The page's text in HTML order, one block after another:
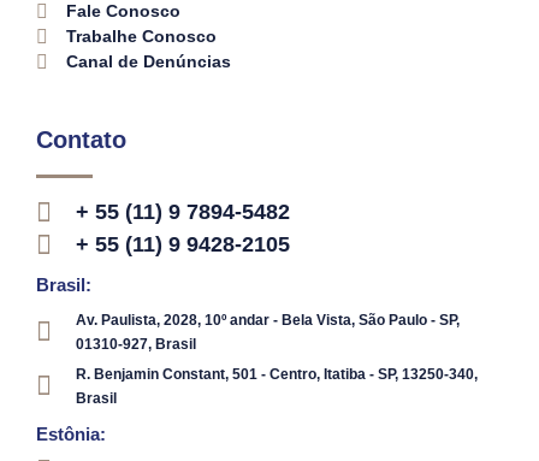
Fale Conosco
Trabalhe Conosco
Canal de Denúncias
Contato
+ 55 (11) 9 7894-5482
+ 55 (11) 9 9428-2105
Brasil:
Av. Paulista, 2028, 10º andar - Bela Vista, São Paulo - SP,
01310-927, Brasil
R. Benjamin Constant, 501 - Centro, Itatiba - SP, 13250-340,
Brasil
Estônia: